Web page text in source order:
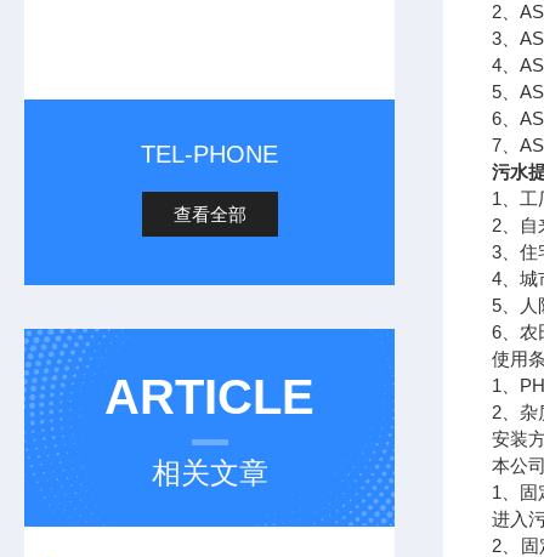
TEL-PHONE
查看全部
ARTICLE
相关文章
2、
3、
4、
5、
6、
7、
污水
1、工
2、自
3、住
4、城
5、人
6、农
使用
1、
2、
安装
本公
1、固
进入
2、